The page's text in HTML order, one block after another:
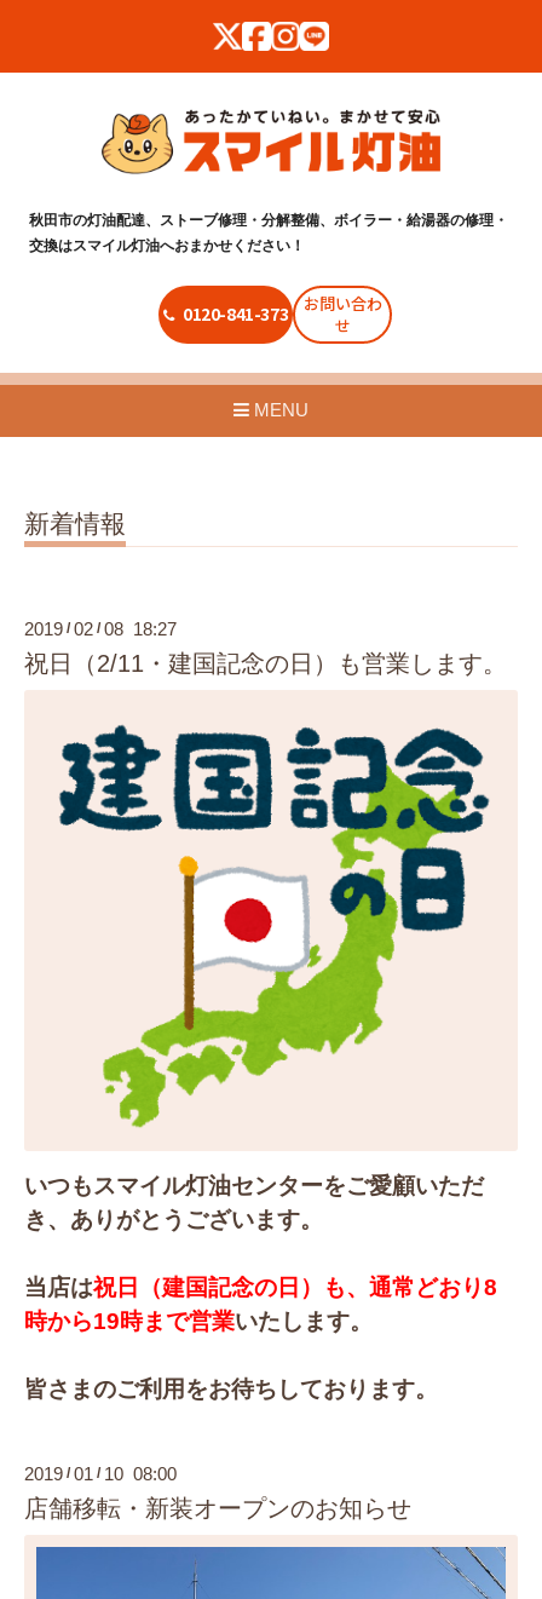
秋田市の灯油配達、ストーブ修理・分解整備、ボイラー・給湯器の修理・
交換はスマイル灯油へおまかせください！
0120-841-373
お問い合わ
せ
MENU
新着情報
2019 /02 /08 18:27
祝日（2/11・建国記念の日）も営業します。
いつもスマイル灯油センターをご愛顧いただ
き、ありがとうございます。
当店は祝日（建国記念の日）も、通常どおり8
時から19時まで営業いたします。
皆さまのご利用をお待ちしております。
2019 /01 / 10 08:00
店舗移転・新装オープンのお知らせ